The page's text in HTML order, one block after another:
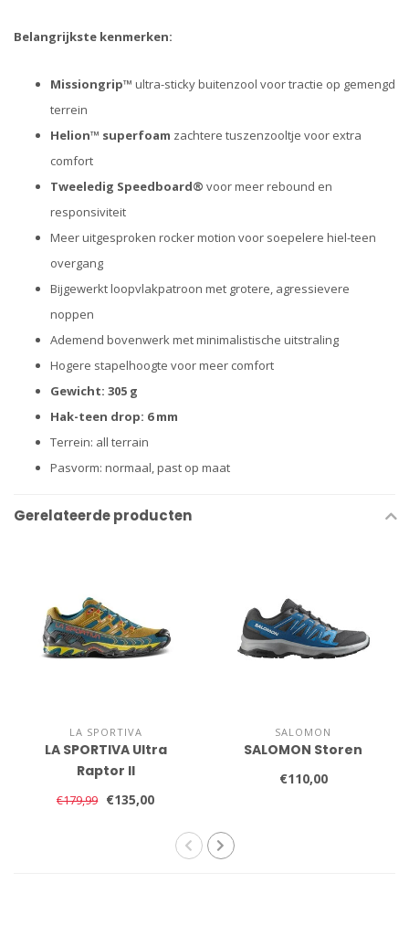
Belangrijkste kenmerken:
Missiongrip™ ultra-sticky buitenzool voor tractie op gemengd
terrein
Helion™ superfoam zachtere tuszenzooltje voor extra
comfort
Tweeledig Speedboard® voor meer rebound en
responsiviteit
Meer uitgesproken rocker motion voor soepelere hiel-teen
overgang
Bijgewerkt loopvlakpatroon met grotere, agressievere
noppen
Ademend bovenwerk met minimalistische uitstraling
Hogere stapelhoogte voor meer comfort
Gewicht: 305 g
Hak-teen drop: 6 mm
Terrein: all terrain
Pasvorm: normaal, past op maat
Gerelateerde producten
LA SPORTIVA
LA SPORTIVA Ultra
Raptor II
€179,99 €135,00
SALOMON
SALOMON Storen
€110,00